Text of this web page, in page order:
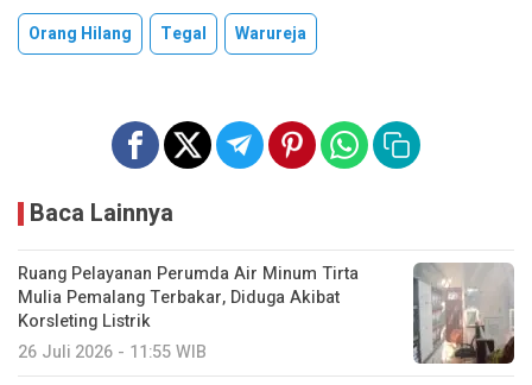
Orang Hilang Tegal Warureja
Baca Lainnya
Ruang Pelayanan Perumda Air Minum Tirta
Mulia Pemalang Terbakar, Diduga Akibat
Korsleting Listrik
26 Juli 2026 - 11:55 WIB